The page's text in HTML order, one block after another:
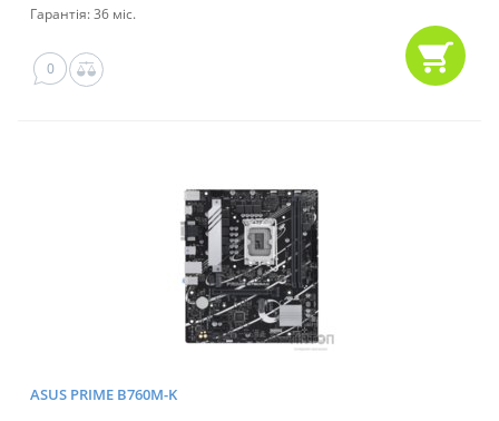
Гарантія: 36 міс.
0
ASUS PRIME B760M-K